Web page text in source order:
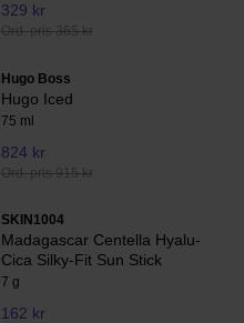
329 kr
Ord. pris 365 kr
Hugo Boss
Hugo Iced
75 ml
824 kr
Ord. pris 915 kr
SKIN1004
Madagascar Centella Hyalu-
Cica Silky-Fit Sun Stick
7 g
162 kr